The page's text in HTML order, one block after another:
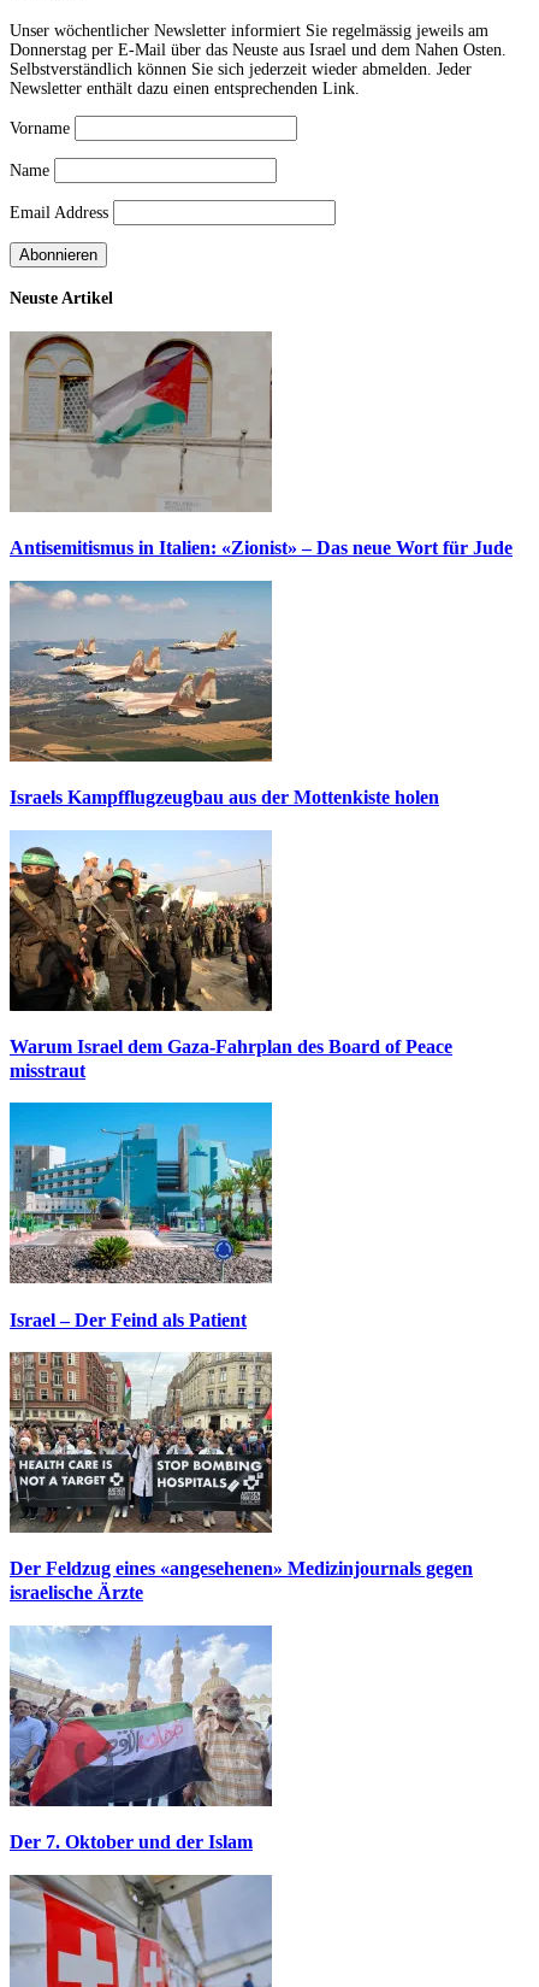
Unser wöchentlicher Newsletter informiert Sie regelmässig jeweils am
Donnerstag per E-Mail über das Neuste aus Israel und dem Nahen Osten.
Selbstverständlich können Sie sich jederzeit wieder abmelden. Jeder
Newsletter enthält dazu einen entsprechenden Link.
Vorname
Name
Email Address
Neuste Artikel
Antisemitismus in Italien: «Zionist» – Das neue Wort für Jude
Israels Kampfflugzeugbau aus der Mottenkiste holen
Warum Israel dem Gaza-Fahrplan des Board of Peace
misstraut
Israel – Der Feind als Patient
Der Feldzug eines «angesehenen» Medizinjournals gegen
israelische Ärzte
Der 7. Oktober und der Islam